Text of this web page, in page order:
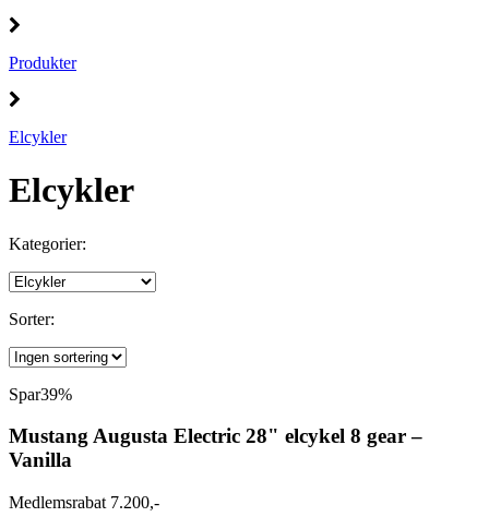
Produkter
Elcykler
Elcykler
Kategorier:
Sorter:
Spar39%
Mustang Augusta Electric 28" elcykel 8 gear –
Vanilla
Medlemsrabat 7.200,-